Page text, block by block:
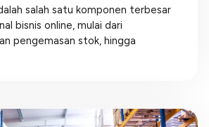
salah satu komponen terbesar
bisnis online, mulai dari
pengemasan stok, hingga